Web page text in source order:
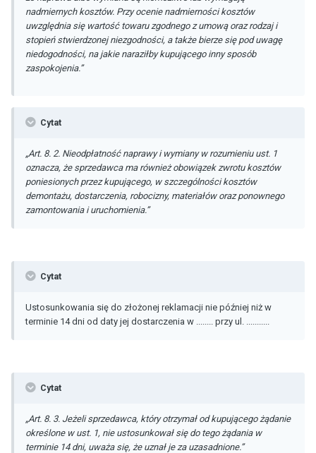
nadmiernych kosztów. Przy ocenie nadmierności kosztów
uwzględnia się wartość towaru zgodnego z umową oraz rodzaj i
stopień stwierdzonej niezgodności, a także bierze się pod uwagę
niedogodności, na jakie naraziłby kupującego inny sposób
zaspokojenia.”
Cytat
„Art. 8. 2. Nieodpłatność naprawy i wymiany w rozumieniu ust. 1
oznacza, że sprzedawca ma również obowiązek zwrotu kosztów
poniesionych przez kupującego, w szczególności kosztów
demontażu, dostarczenia, robocizny, materiałów oraz ponownego
zamontowania i uruchomienia.”
Cytat
Ustosunkowania się do złożonej reklamacji nie później niż w
terminie 14 dni od daty jej dostarczenia w ........ przy ul. ...........
Cytat
„Art. 8. 3. Jeżeli sprzedawca, który otrzymał od kupującego żądanie
określone w ust. 1, nie ustosunkował się do tego żądania w
terminie 14 dni, uważa się, że uznał je za uzasadnione.”